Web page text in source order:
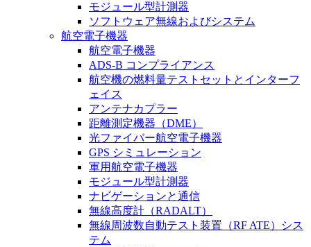
モジュール型計測器
ソフトウェア無線およびシステム
航空電子機器
航空電子機器
ADS-B コンプライアンス
航空機の燃料量テストセットとインターフ
ェイス
アンテナカプラー
距離測定機器（DME）
光ファイバー航空電子機器
GPS シミュレーション
軍用航空電子機器
モジュール型計測器
ナビゲーションと通信
無線高度計（RADALT）
無線周波数自動テスト装置（RF ATE）シス
テム